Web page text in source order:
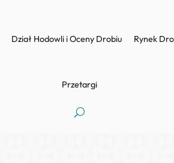
Dział Hodowli i Oceny Drobiu Rynek
Przetargi